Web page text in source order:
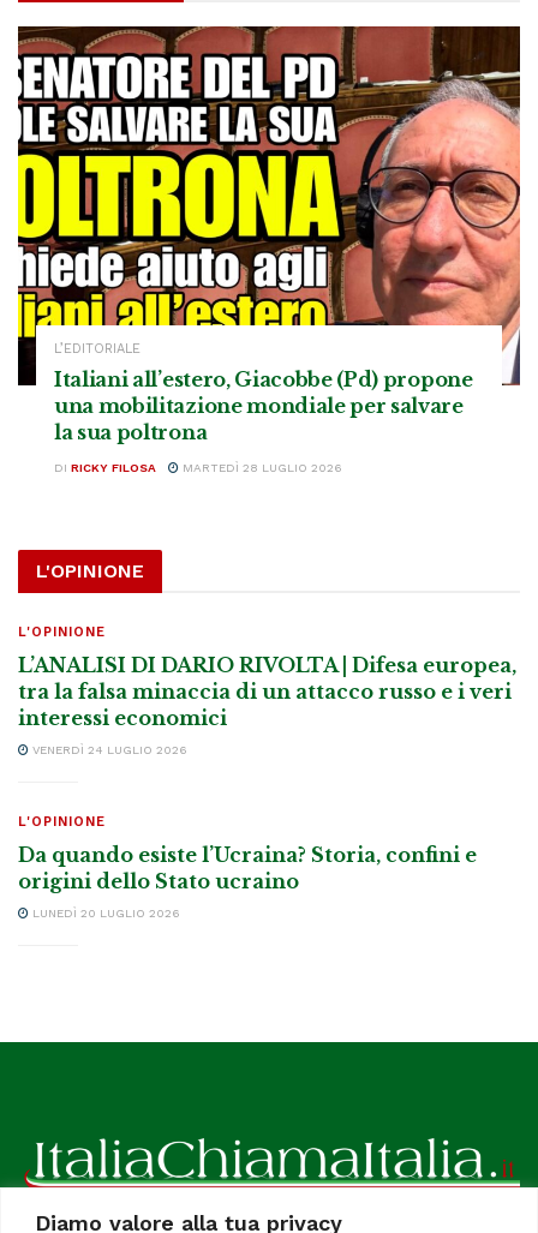
Diamo valore alla tua privacy
L’EDITORIALE
Italiani all’estero, Giacobbe (Pd) propone
una mobilitazione mondiale per salvare
la sua poltrona
DI RICKY FILOSA MARTEDÌ 28 LUGLIO 2026
L'OPINIONE
L'OPINIONE
L’ANALISI DI DARIO RIVOLTA | Difesa europea,
tra la falsa minaccia di un attacco russo e i veri
interessi economici
VENERDÌ 24 LUGLIO 2026
L'OPINIONE
Da quando esiste l’Ucraina? Storia, confini e
origini dello Stato ucraino
LUNEDÌ 20 LUGLIO 2026